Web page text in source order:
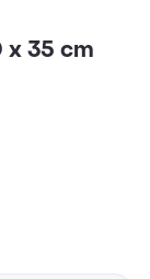
x 35 cm